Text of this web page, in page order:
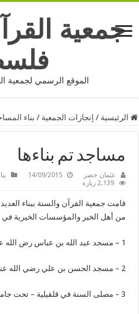
جمعية
الموقع الرسمي لجمعية
الرئيسية / إنجازات الجمعية / بناء
مساجد تم بناءها
عثمان خضر 14/09/2015
2,139 زيارة
قامت جمعية القرآن والسنة ببناء
من أهل الخير والمؤسسات الخيرية
1 – مسجد عبد الله بن عباس رض الله عنه في قلقيلية – خلة نوفل
2 – مسجد الحسن بن علي رضي الله عنه في قلقيلية – قرب الملعب البلدي
3 – مصلى السنة في قلقيلية – تحت جامعة القدس المفتوحة